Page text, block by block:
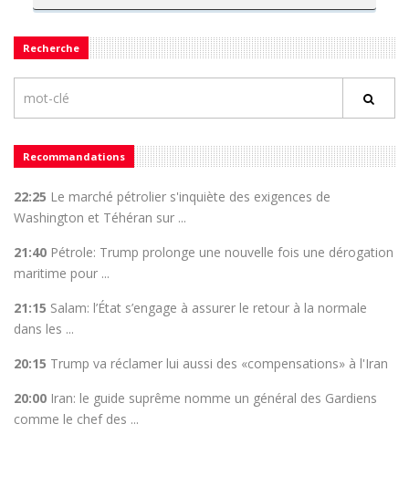
Recherche
Recommandations
22:25 Le marché pétrolier s'inquiète des exigences de
Washington et Téhéran sur ...
21:40 Pétrole: Trump prolonge une nouvelle fois une dérogation
maritime pour ...
21:15 Salam: l’État s’engage à assurer le retour à la normale
dans les ...
20:15 Trump va réclamer lui aussi des «compensations» à l'Iran
20:00 Iran: le guide suprême nomme un général des Gardiens
comme le chef des ...